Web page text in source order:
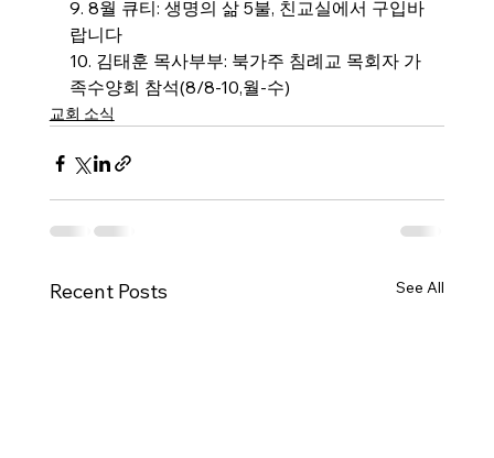
9. 8월 큐티: 생명의 삶 5불, 친교실에서 구입바
랍니다
10. 김태훈 목사부부: 북가주 침례교 목회자 가
족수양회 참석(8/8-10,월-수)
교회 소식
Recent Posts See All